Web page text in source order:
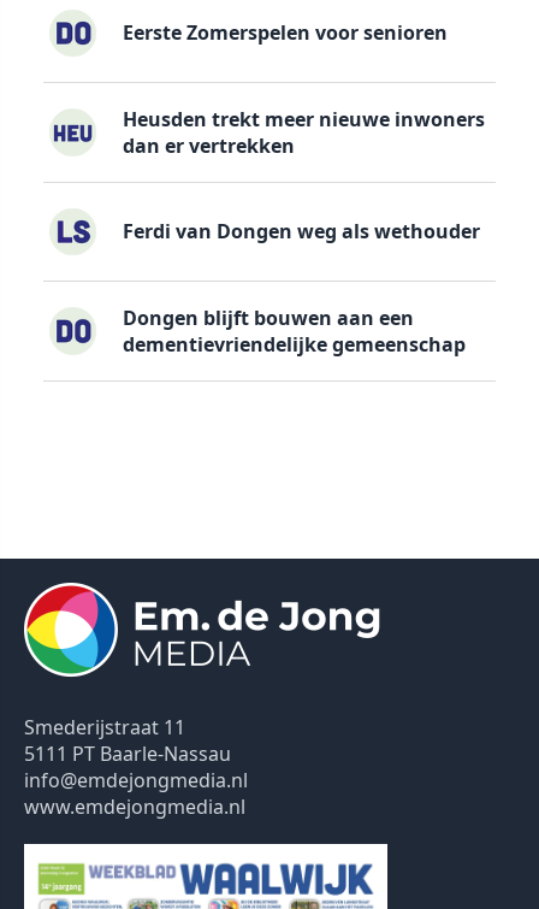
Eerste Zomerspelen voor senioren
Heusden trekt meer nieuwe inwoners
dan er vertrekken
Ferdi van Dongen weg als wethouder
Dongen blijft bouwen aan een
dementievriendelijke gemeenschap
Smederijstraat 11
5111 PT Baarle-Nassau
info@emdejongmedia.nl
www.emdejongmedia.nl